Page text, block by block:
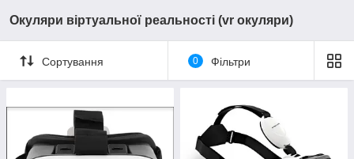
Окуляри віртуальної реальності (vr окуляри)
Сортування 0 Фільтри